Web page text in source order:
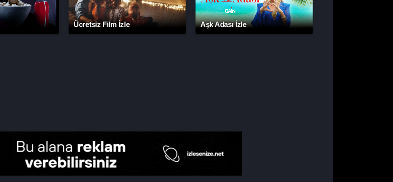
Ücretsiz Film İzle Aşk Adası İzle